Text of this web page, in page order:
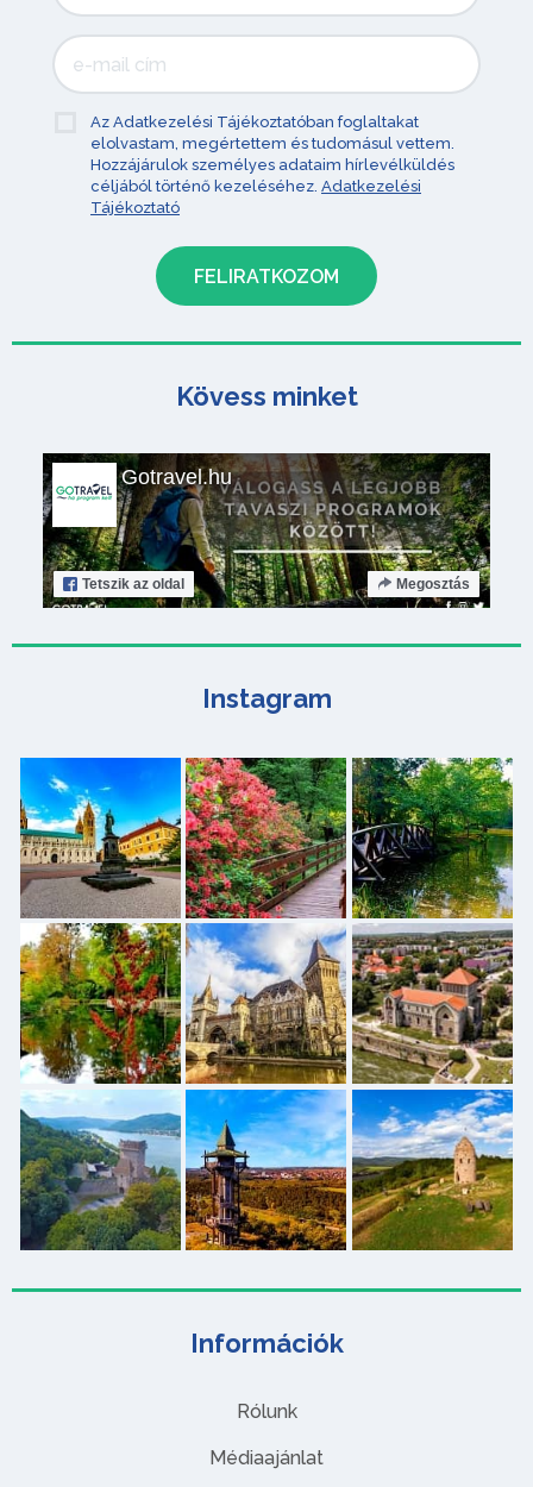
Információk
Rólunk
Médiaajánlat
Az Adatkezelési Tájékoztatóban foglaltakat
elolvastam, megértettem és tudomásul vettem.
Hozzájárulok személyes adataim hírlevélküldés
céljából történő kezeléséhez. Adatkezelési
Tájékoztató
Kövess minket
Gotravel.hu
Tetszik az oldal Megosztás
Instagram